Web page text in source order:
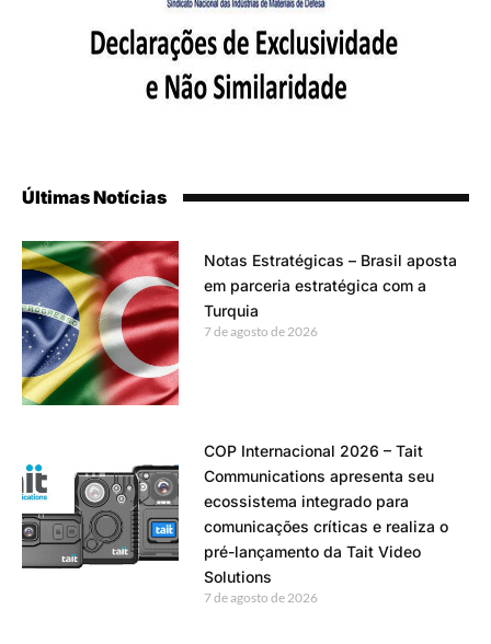
Últimas Notícias
Notas Estratégicas – Brasil aposta
em parceria estratégica com a
Turquia
7 de agosto de 2026
COP Internacional 2026 – Tait
Communications apresenta seu
ecossistema integrado para
comunicações críticas e realiza o
pré-lançamento da Tait Video
Solutions
7 de agosto de 2026